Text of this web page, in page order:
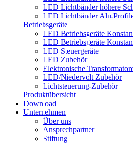
LED Lichtbänder höhere
LED Lichtbänder Alu-
Betriebsgeräte
LED Betriebsgeräte
LED Betriebsgeräte
LED Steuergeräte
LED Zubehör
Elektronische
LED/Niedervolt Zubehör
Lichtsteuerung-Zubehör
Produktübersicht
Download
Unternehmen
Über uns
Ansprechpartner
Stiftung